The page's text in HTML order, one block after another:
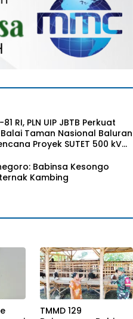
RI, PLN UIP JBTB Perkuat
Taman Nasional Baluran
Proyek SUTET 500 kV
Babinsa Kesongo
Kambing
TMMD 129